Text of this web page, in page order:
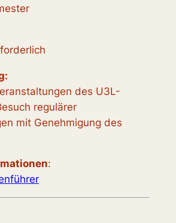
des U3L-
regulärer
mit Genehmigung des
: